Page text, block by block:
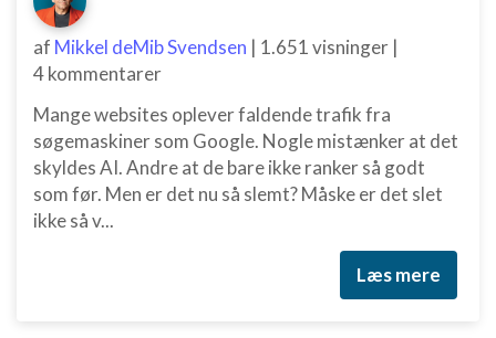
af Mikkel deMib Svendsen | 1.651 visninger |
4 kommentarer
Mange websites oplever faldende trafik fra
søgemaskiner som Google. Nogle mistænker at det
skyldes AI. Andre at de bare ikke ranker så godt
som før. Men er det nu så slemt? Måske er det slet
ikke så v...
Læs mere